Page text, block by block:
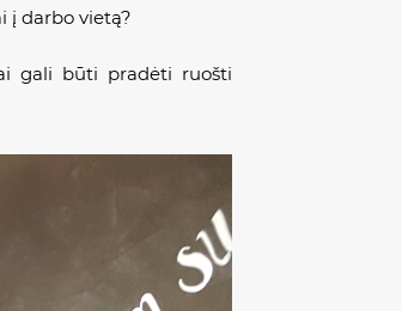
į darbo vietą?
gali būti pradėti ruošti